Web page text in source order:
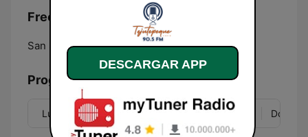
Frecuencias Tejutepeque Radio:
San Salvador: 90.5 FM
Programación
Lun Mar Mié Jue Vie Dom
DESCARGAR APP